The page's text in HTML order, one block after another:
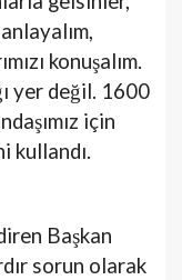
konuşalım.
yer değil. 1600
için
kullandı.
Başkan
sorun olarak